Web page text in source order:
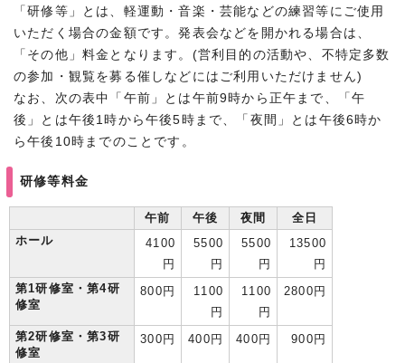
「研修等」とは、軽運動・音楽・芸能などの練習等にご使用
いただく場合の金額です。発表会などを開かれる場合は、
「その他」料金となります。(営利目的の活動や、不特定多数
の参加・観覧を募る催しなどにはご利用いただけません)
なお、次の表中「午前」とは午前9時から正午まで、「午
後」とは午後1時から午後5時まで、「夜間」とは午後6時か
ら午後10時までのことです。
研修等料金
午前 午後 夜間
全日
ホール
4100
円
5500
円
5500
円
13500
円
第1研修室・第4研
修室
800円
1100
円
1100
円
2800円
第2研修室・第3研
修室
300円 400円 400円 900円